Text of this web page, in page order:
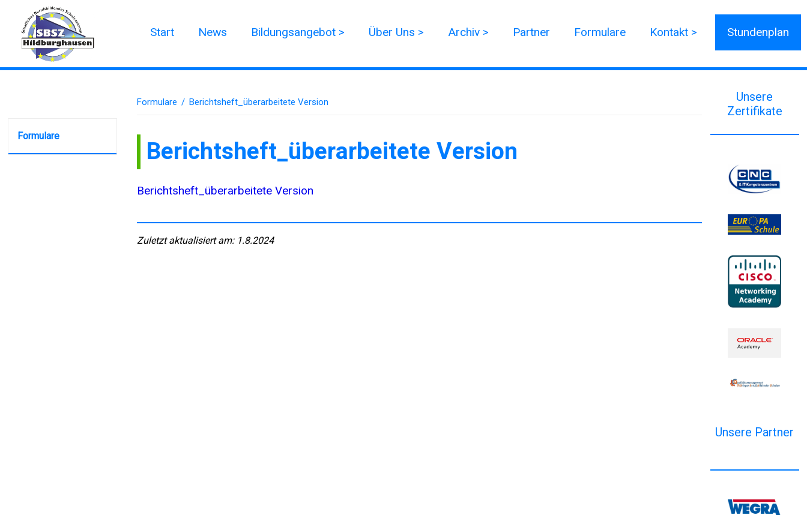
Start News Bildungsangebot > Über Uns > Archiv > Partner Formulare Kontakt > Stundenplan
Formulare
Formulare / Berichtsheft_überarbeitete Version
Berichtsheft_überarbeitete Version
Berichtsheft_überarbeitete Version
Zuletzt aktualisiert am: 1.8.2024
Unsere
Zertifikate
Unsere Partner